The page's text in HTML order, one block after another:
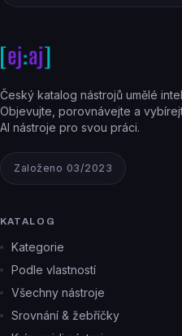
Český katalog nástrojů umělé
Objevujte, porovnávejte a
AI nástroje pro svou práci.
Založeno 03/2023
KATALOG
Kategorie
Podle vlastností
Všechny nástroje
Srovnání & žebříčky